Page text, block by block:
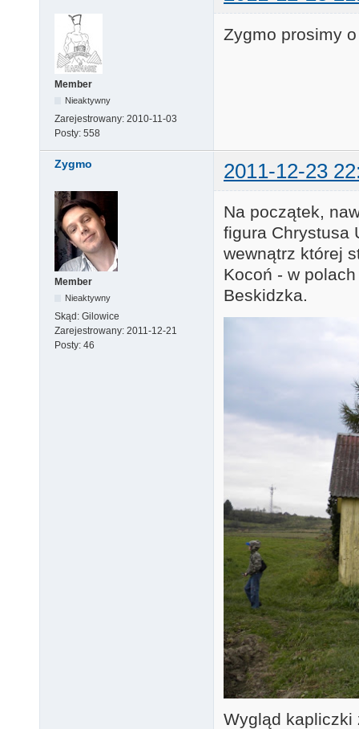
Member
Nieaktywny
Zarejestrowany: 2010-11-03
Posty: 558
Zygmo prosimy
Zygmo 2011-12-23
Member
Nieaktywny
Skąd: Gilowice
Zarejestrowany: 2011-12-21
Posty: 46
Na początek,
figura Chrystusa
wewnątrz której
Kocoń - w
Beskidzka.
Wygląd kapliczki